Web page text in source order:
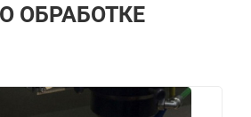
ОБРАБОТКЕ